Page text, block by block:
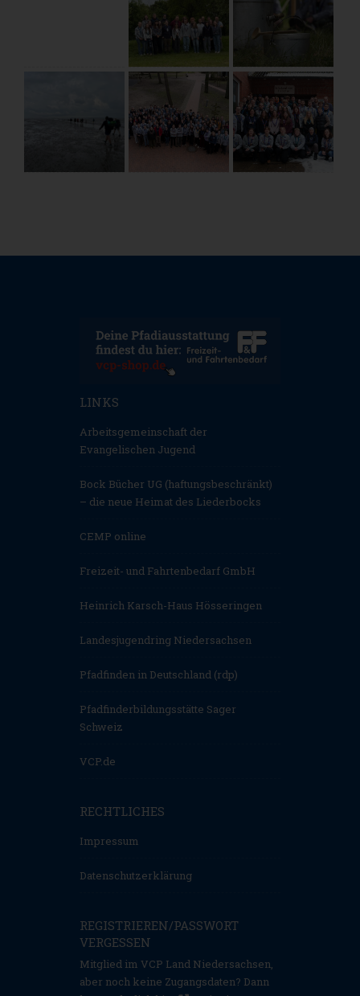
LINKS
Arbeitsgemeinschaft der
Evangelischen Jugend
Bock Bücher UG (haftungsbeschränkt)
– die neue Heimat des Liederbocks
CEMP online
Freizeit- und Fahrtenbedarf GmbH
Heinrich Karsch-Haus Hösseringen
Landesjugendring Niedersachsen
Pfadfinden in Deutschland (rdp)
Pfadfinderbildungsstätte Sager
Schweiz
VCP.de
RECHTLICHES
Impressum
Datenschutzerklärung
REGISTRIEREN/PASSWORT
VERGESSEN
Mitglied im VCP Land Niedersachsen,
aber noch keine Zugangsdaten? Dann